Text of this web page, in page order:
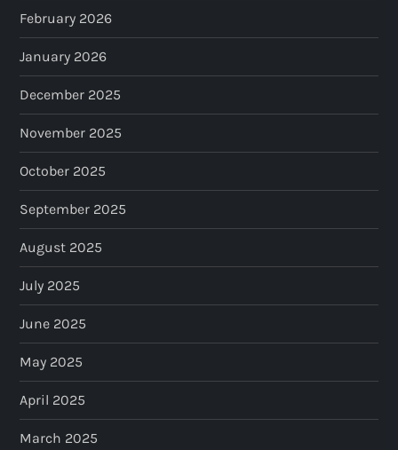
February 2026
January 2026
December 2025
November 2025
October 2025
September 2025
August 2025
July 2025
June 2025
May 2025
April 2025
March 2025